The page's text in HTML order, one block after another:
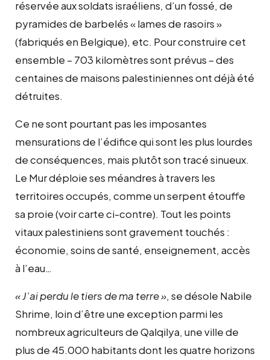
réservée aux soldats israéliens, d’un fossé, de
pyramides de barbelés « lames de rasoirs »
(fabriqués en Belgique), etc. Pour construire cet
ensemble – 703 kilomètres sont prévus – des
centaines de maisons palestiniennes ont déjà été
détruites.
Ce ne sont pourtant pas les imposantes
mensurations de l’édifice qui sont les plus lourdes
de conséquences, mais plutôt son tracé sinueux.
Le Mur déploie ses méandres à travers les
territoires occupés, comme un serpent étouffe
sa proie (voir carte ci-contre). Tout les points
vitaux palestiniens sont gravement touchés :
économie, soins de santé, enseignement, accès
à l’eau…
« J’ai perdu le tiers de ma terre », se désole Nabile
Shrime, loin d’être une exception parmi les
nombreux agriculteurs de Qalqilya, une ville de
plus de 45.000 habitants dont les quatre horizons